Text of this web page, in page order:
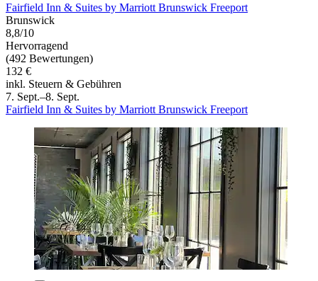
Fairfield Inn & Suites by Marriott Brunswick Freeport
Brunswick
8,8/10
Hervorragend
(492 Bewertungen)
132 €
inkl. Steuern & Gebühren
7. Sept.–8. Sept.
Fairfield Inn & Suites by Marriott Brunswick Freeport